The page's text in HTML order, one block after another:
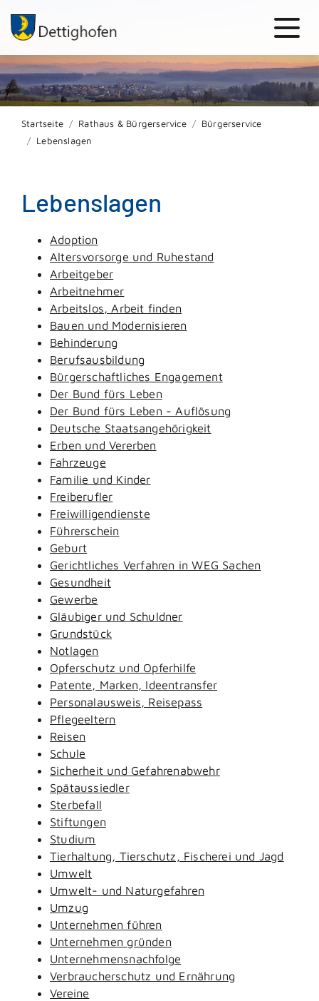
Startseite Rathaus & Bürgerservice
Bürgerservice
Lebenslagen
Lebenslagen
Adoption
Altersvorsorge und Ruhestand
Arbeitgeber
Arbeitnehmer
Arbeitslos, Arbeit finden
Bauen und Modernisieren
Behinderung
Berufsausbildung
Bürgerschaftliches Engagement
Der Bund fürs Leben
Der Bund fürs Leben - Auflösung
Deutsche Staatsangehörigkeit
Erben und Vererben
Fahrzeuge
Familie und Kinder
Freiberufler
Freiwilligendienste
Führerschein
Geburt
Gerichtliches Verfahren in WEG Sachen
Gesundheit
Gewerbe
Gläubiger und Schuldner
Grundstück
Notlagen
Opferschutz und Opferhilfe
Patente, Marken, Ideentransfer
Personalausweis, Reisepass
Pflegeeltern
Reisen
Schule
Sicherheit und Gefahrenabwehr
Spätaussiedler
Sterbefall
Stiftungen
Studium
Tierhaltung, Tierschutz, Fischerei und Jagd
Umwelt
Umwelt- und Naturgefahren
Umzug
Unternehmen führen
Unternehmen gründen
Unternehmensnachfolge
Verbraucherschutz und Ernährung
Vereine